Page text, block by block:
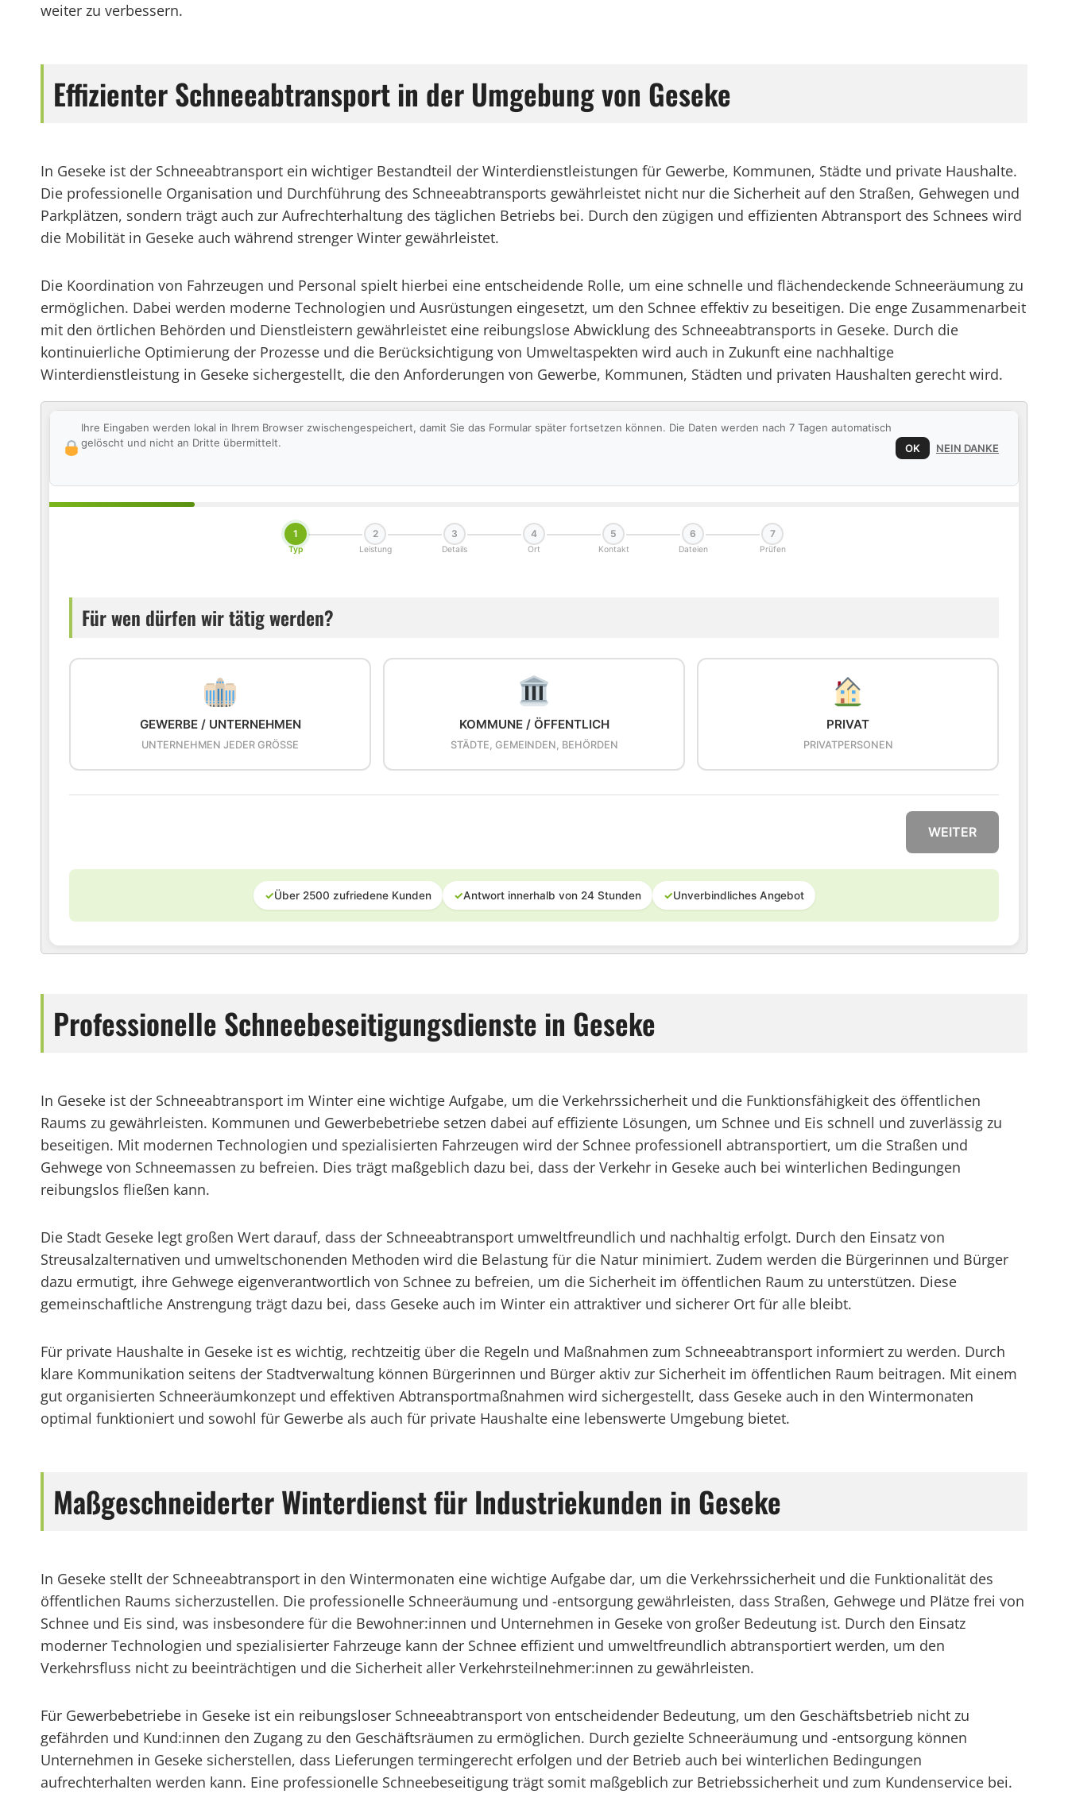
weiter zu verbessern.
Effizienter Schneeabtransport in der Umgebung von Geseke
In Geseke ist der Schneeabtransport ein wichtiger Bestandteil der Winterdienstleistungen für Gewerbe, Kommunen, Städte und private Haushalte.
Die professionelle Organisation und Durchführung des Schneeabtransports gewährleistet nicht nur die Sicherheit auf den Straßen, Gehwegen und
Parkplätzen, sondern trägt auch zur Aufrechterhaltung des täglichen Betriebs bei. Durch den zügigen und effizienten Abtransport des Schnees wird
die Mobilität in Geseke auch während strenger Winter gewährleistet.
Die Koordination von Fahrzeugen und Personal spielt hierbei eine entscheidende Rolle, um eine schnelle und flächendeckende Schneeräumung zu
ermöglichen. Dabei werden moderne Technologien und Ausrüstungen eingesetzt, um den Schnee effektiv zu beseitigen. Die enge Zusammenarbeit
mit den örtlichen Behörden und Dienstleistern gewährleistet eine reibungslose Abwicklung des Schneeabtransports in Geseke. Durch die
kontinuierliche Optimierung der Prozesse und die Berücksichtigung von Umweltaspekten wird auch in Zukunft eine nachhaltige
Winterdienstleistung in Geseke sichergestellt, die den Anforderungen von Gewerbe, Kommunen, Städten und privaten Haushalten gerecht wird.
Ihre Eingaben werden lokal in Ihrem Browser zwischengespeichert, damit Sie das Formular später fortsetzen können. Die Daten werden nach 7 Tagen automatisch
gelöscht und nicht an Dritte übermittelt.
OK NEIN DANKE
1
Typ
2
Leistung
3
Details
4
Ort
5
Kontakt
6
Dateien
7
Prüfen
Für wen dürfen wir tätig werden?
GEWERBE / UNTERNEHMEN
UNTERNEHMEN JEDER GRÖSSE
KOMMUNE / ÖFFENTLICH
STÄDTE, GEMEINDEN, BEHÖRDEN
PRIVAT
PRIVATPERSONEN
WEITER
✓Über 2500 zufriedene Kunden ✓Antwort innerhalb von 24 Stunden ✓Unverbindliches Angebot
Professionelle Schneebeseitigungsdienste in Geseke
In Geseke ist der Schneeabtransport im Winter eine wichtige Aufgabe, um die Verkehrssicherheit und die Funktionsfähigkeit des öffentlichen
Raums zu gewährleisten. Kommunen und Gewerbebetriebe setzen dabei auf effiziente Lösungen, um Schnee und Eis schnell und zuverlässig zu
beseitigen. Mit modernen Technologien und spezialisierten Fahrzeugen wird der Schnee professionell abtransportiert, um die Straßen und
Gehwege von Schneemassen zu befreien. Dies trägt maßgeblich dazu bei, dass der Verkehr in Geseke auch bei winterlichen Bedingungen
reibungslos fließen kann.
Die Stadt Geseke legt großen Wert darauf, dass der Schneeabtransport umweltfreundlich und nachhaltig erfolgt. Durch den Einsatz von
Streusalzalternativen und umweltschonenden Methoden wird die Belastung für die Natur minimiert. Zudem werden die Bürgerinnen und Bürger
dazu ermutigt, ihre Gehwege eigenverantwortlich von Schnee zu befreien, um die Sicherheit im öffentlichen Raum zu unterstützen. Diese
gemeinschaftliche Anstrengung trägt dazu bei, dass Geseke auch im Winter ein attraktiver und sicherer Ort für alle bleibt.
Für private Haushalte in Geseke ist es wichtig, rechtzeitig über die Regeln und Maßnahmen zum Schneeabtransport informiert zu werden. Durch
klare Kommunikation seitens der Stadtverwaltung können Bürgerinnen und Bürger aktiv zur Sicherheit im öffentlichen Raum beitragen. Mit einem
gut organisierten Schneeräumkonzept und effektiven Abtransportmaßnahmen wird sichergestellt, dass Geseke auch in den Wintermonaten
optimal funktioniert und sowohl für Gewerbe als auch für private Haushalte eine lebenswerte Umgebung bietet.
Maßgeschneiderter Winterdienst für Industriekunden in Geseke
In Geseke stellt der Schneeabtransport in den Wintermonaten eine wichtige Aufgabe dar, um die Verkehrssicherheit und die Funktionalität des
öffentlichen Raums sicherzustellen. Die professionelle Schneeräumung und -entsorgung gewährleisten, dass Straßen, Gehwege und Plätze frei von
Schnee und Eis sind, was insbesondere für die Bewohner:innen und Unternehmen in Geseke von großer Bedeutung ist. Durch den Einsatz
moderner Technologien und spezialisierter Fahrzeuge kann der Schnee effizient und umweltfreundlich abtransportiert werden, um den
Verkehrsfluss nicht zu beeinträchtigen und die Sicherheit aller Verkehrsteilnehmer:innen zu gewährleisten.
Für Gewerbebetriebe in Geseke ist ein reibungsloser Schneeabtransport von entscheidender Bedeutung, um den Geschäftsbetrieb nicht zu
gefährden und Kund:innen den Zugang zu den Geschäftsräumen zu ermöglichen. Durch gezielte Schneeräumung und -entsorgung können
Unternehmen in Geseke sicherstellen, dass Lieferungen termingerecht erfolgen und der Betrieb auch bei winterlichen Bedingungen
aufrechterhalten werden kann. Eine professionelle Schneebeseitigung trägt somit maßgeblich zur Betriebssicherheit und zum Kundenservice bei.